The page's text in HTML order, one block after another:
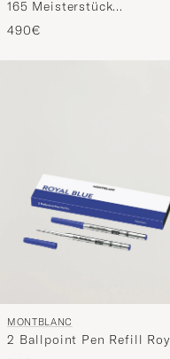
165 Meisterstück
Mechanical Coated
Classique Pencil Yellow
490€
MONTBLANC
2 Ballpoint Pen Refill